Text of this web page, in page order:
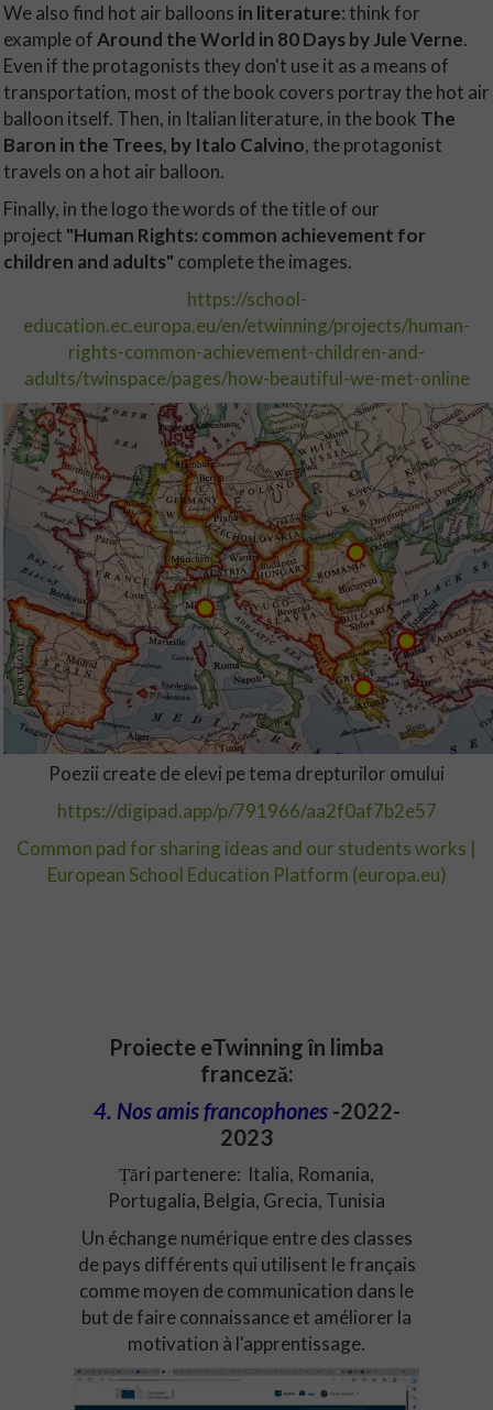
We also find hot air balloons in literature: think for
example ofAround the World in 80 Daysby Jule Verne.
Even if the protagonists they don't use it as a means of
transportation, most of the book covers portray the hot air
balloon itself. Then, in Italian literature, in the book The
Baron in the Trees, by Italo Calvino, the protagonist
travels on a hot air balloon.
Finally, in the logo the words of the title of our
project "Human Rights: common achievement for
children and adults" complete the images.
https://school-
education.ec.europa.eu/en/etwinning/projects/human-
rights-common-achievement-children-and-
adults/twinspace/pages/how-beautiful-we-met-online
Poezii create de elevi pe tema drepturilor omului
https://digipad.app/p/791966/aa2f0af7b2e57
Common pad for sharing ideas and our students works |
European School Education Platform (europa.eu)
Proiecte eTwinning în limba
franceză:
4. Nos amis francophones -2022-
2023
Țări partenere: Italia, Romania,
Portugalia, Belgia, Grecia, Tunisia
Un échange numérique entre des classes
de pays différents qui utilisent le français
comme moyen de communication dans le
but de faire connaissance et améliorer la
motivation à l'apprentissage.